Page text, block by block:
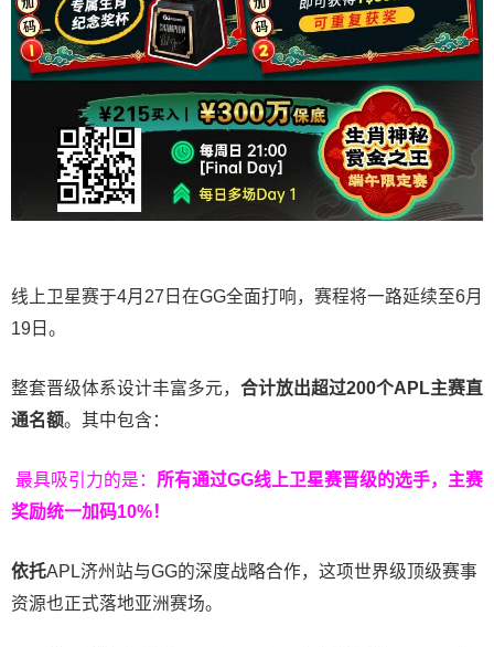
线上卫星赛于4月27日在GG全面打响，赛程将一路延续至6月
19日。
整套晋级体系设计丰富多元， 合计放出超过200个APL主赛直
通名额。其中包含：
最具吸引力的是： 所有通过GG线上卫星赛晋级的选手，主赛
奖励统一加码10%！
依托APL济州站与GG的深度战略合作，这项世界级顶级赛事
资源也正式落地亚洲赛场。